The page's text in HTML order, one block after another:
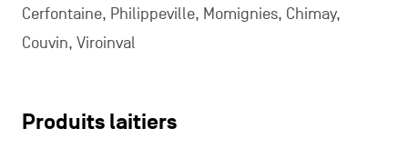
Cerfontaine, Philippeville, Momignies, Chimay,
Couvin, Viroinval
Produits laitiers